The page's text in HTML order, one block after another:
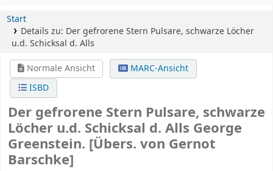
Start
Details zu: Der gefrorene Stern Pulsare, schwarze Löcher
u.d. Schicksal d. Alls
Normale Ansicht
MARC-Ansicht
ISBD
Der gefrorene Stern Pulsare, schwarze
Löcher u.d. Schicksal d. Alls George
Greenstein. [Übers. von Gernot
Barschke]